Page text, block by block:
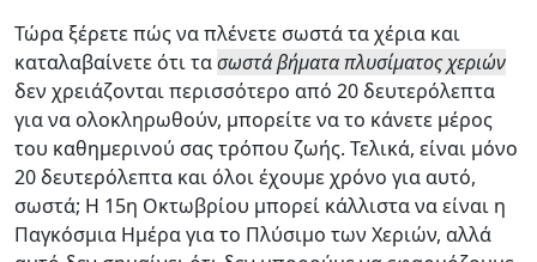
Τώρα ξέρετε πώς να πλένετε σωστά τα χέρια και
καταλαβαίνετε ότι τασωστά βήματα πλυσίματος χεριών
δεν χρειάζονται περισσότερο από 20 δευτερόλεπτα
για να ολοκληρωθούν, μπορείτε να το κάνετε μέρος
του καθημερινού σας τρόπου ζωής. Τελικά, είναι μόνο
20 δευτερόλεπτα και όλοι έχουμε χρόνο για αυτό,
σωστά; Η 15η Οκτωβρίου μπορεί κάλλιστα να είναι η
Παγκόσμια Ημέρα για το Πλύσιμο των Χεριών, αλλά